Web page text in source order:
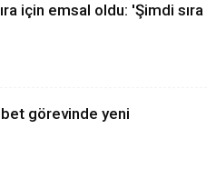
için emsal oldu: 'Şimdi sıra
görevinde yeni